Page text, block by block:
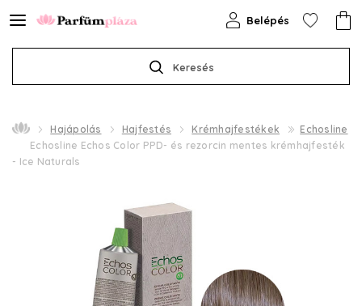
Keresés
Belépés
Hajápolás Hajfestés Krémhajfestékek
Echosline
Echosline Echos Color PPD- és rezorcin mentes krémhajfesték
- Ice Naturals